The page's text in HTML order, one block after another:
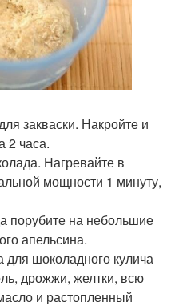
закваски. Накройте и
2 часа.
Нагревайте в
мощности 1 минуту,
порубите на небольшие
апельсина.
для шоколадного кулича
дрожжи, желтки, всю
и растопленный